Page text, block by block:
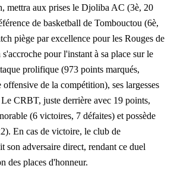
mettra aux prises le Djoliba AC (3è, 20
de basketball de Tombouctou (6è,
piège par excellence pour les Rouges de
pour l'instant à sa place sur le
prolifique (973 points marqués,
de la compétition), ses largesses
CRBT, juste derrière avec 19 points,
(6 victoires, 7 défaites) et possède
En cas de victoire, le club de
son adversaire direct, rendant ce duel
des places d'honneur.